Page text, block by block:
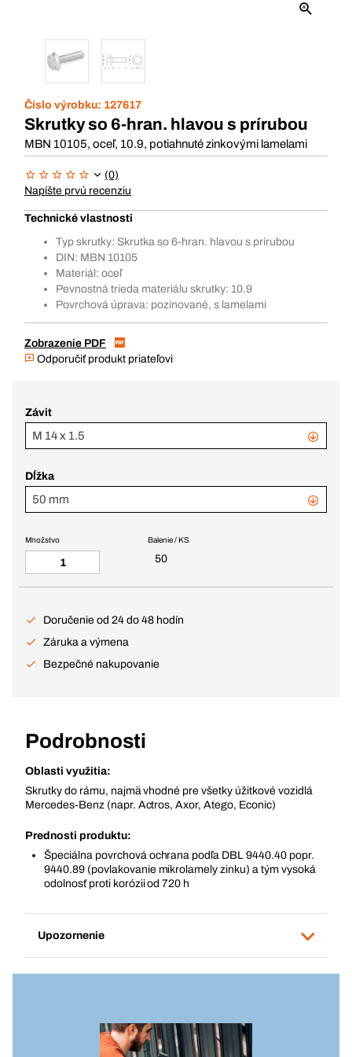
Číslo výrobku: 127617
Skrutky so 6-hran. hlavou s prírubou
MBN 10105, oceľ, 10.9, potiahnuté zinkovými lamelami
(0)
Napíšte prvú recenziu
Technické vlastnosti
Typ skrutky: Skrutka so 6-hran. hlavou s prírubou
DIN: MBN 10105
Materiál: oceľ
Pevnostná trieda materiálu skrutky: 10.9
Povrchová úprava: pozinované, s lamelami
Zobrazenie PDF
Odporučiť produkt priateľovi
Závit
M 14 x 1.5
Dĺžka
50 mm
Balenie / KS
50
Množstvo
Doručenie od 24 do 48 hodín
Záruka a výmena
Bezpečné nakupovanie
Podrobnosti
Oblasti využitia:
Skrutky do rámu, najmä vhodné pre všetky úžitkové vozidlá
Mercedes-Benz (napr. Actros, Axor, Atego, Econic)
Prednosti produktu:
Špeciálna povrchová ochrana podľa DBL 9440.40 popr.
9440.89 (povlakovanie mikrolamely zinku) a tým vysoká
odolnosť proti korózii od 720 h
Upozornenie